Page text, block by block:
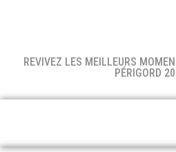
REVIVEZ LES MEILLEURS
PÉRIGORD